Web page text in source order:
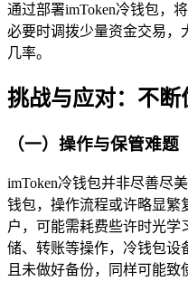
通过部署imToken冷钱包，
必要时调拨少量资金交易，
几率。
挑战与应对：不断
（一）操作与保管难题
imToken冷钱包并非尽善尽
钱包，操作流程或许略显繁
户，可能需耗费些许时光
储、转账等操作，冷钱包设
且未做好备份，同样可能致